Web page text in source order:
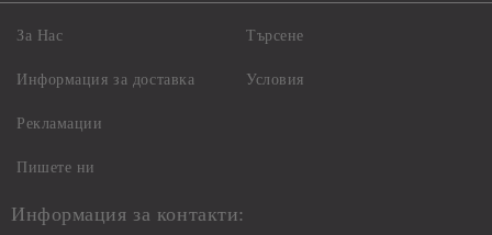
За Нас
Информация за доставка
Рекламации
Пишете ни
Търсене
Условия
Информация за контакти: